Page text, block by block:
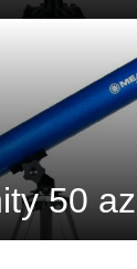
50 az